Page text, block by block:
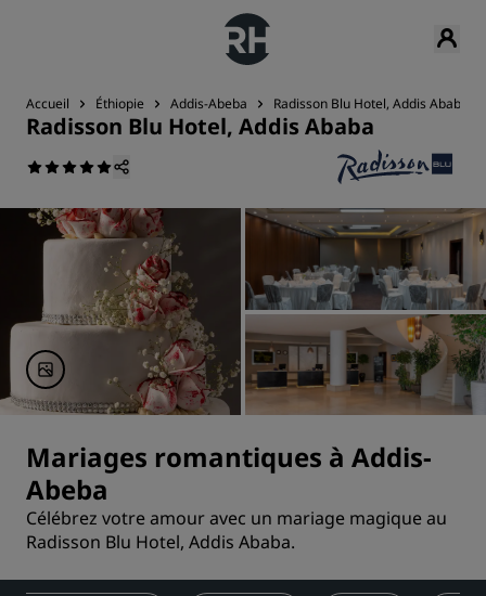
Accueil Éthiopie Addis-Abeba Radisson Blu Hotel, Addis Ababa
Radisson Blu Hotel, Addis Ababa
Mariages romantiques à Addis-
Abeba
Célébrez votre amour avec un mariage magique au
Radisson Blu Hotel, Addis Ababa.